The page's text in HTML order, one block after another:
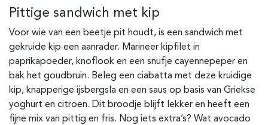
Pittige sandwich met kip
Voor wie van een beetje pit houdt, is een sandwich met
gekruide kip een aanrader. Marineer kipfilet in
paprikapoeder, knoflook en een snufje cayennepeper en
bak het goudbruin. Beleg een ciabatta met deze kruidige
kip, knapperige ijsbergsla en een saus op basis van Griekse
yoghurt en citroen. Dit broodje blijft lekker en heeft een
fijne mix van pittig en fris. Nog iets extra’s? Wat avocado